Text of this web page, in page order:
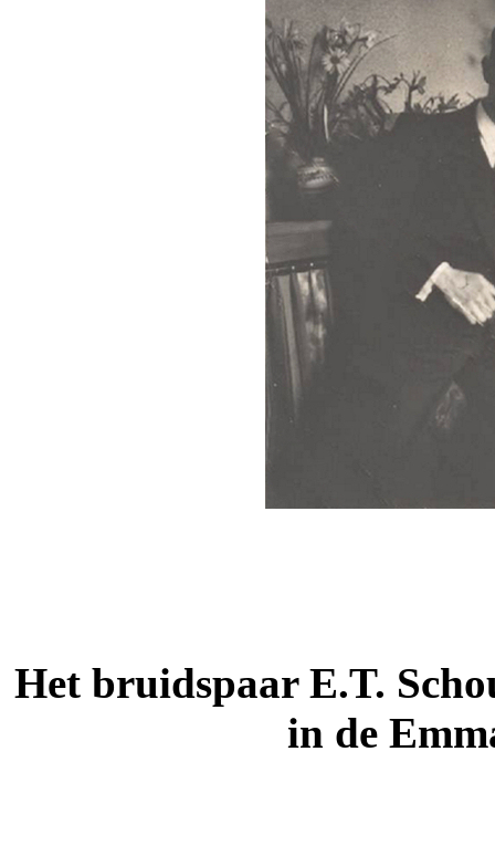
Het bruidspaar E.T.
in de